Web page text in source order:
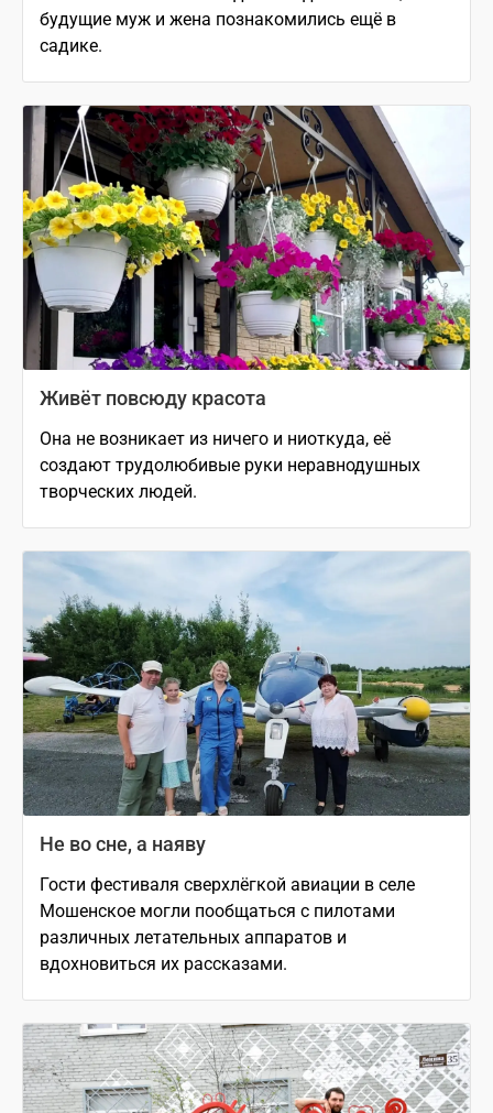
будущие муж и жена познакомились ещё в
садике.
Живёт повсюду красота
Она не возникает из ничего и ниоткуда, её
создают трудолюбивые руки неравнодушных
творческих людей.
Не во сне, а наяву
Гости фестиваля сверхлёгкой авиации в селе
Мошенское могли пообщаться с пилотами
различных летательных аппаратов и
вдохновиться их рассказами.